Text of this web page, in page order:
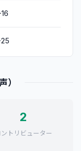
）
2
ントリビューター